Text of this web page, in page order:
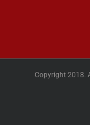
Copyright 2018.